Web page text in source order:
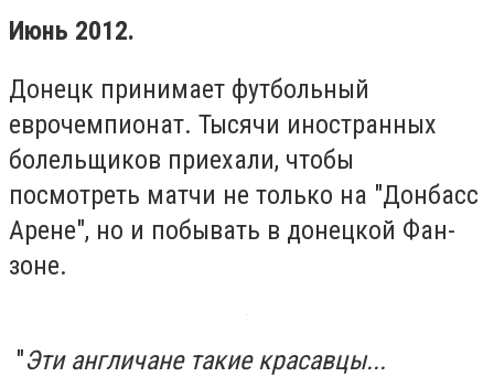
Июнь 2012.
Донецк принимает футбольный
еврочемпионат. Тысячи иностранных
болельщиков приехали, чтобы
посмотреть матчи не только на "Донбасс
Арене", но и побывать в донецкой Фан-
зоне.
"Эти англичане такие красавцы...